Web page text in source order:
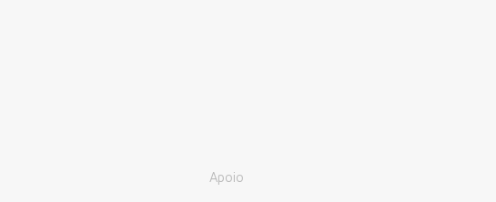
Apoio